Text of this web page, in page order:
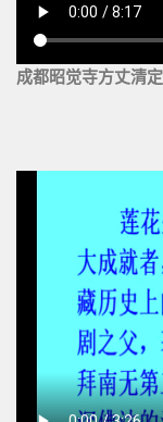
成都昭觉寺方丈清